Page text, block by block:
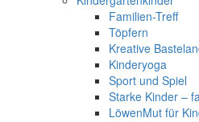
Familien-Treff
Töpfern
Kreative
Kinderyoga
Sport und Spiel
Starke Kinder –
LöwenMut für